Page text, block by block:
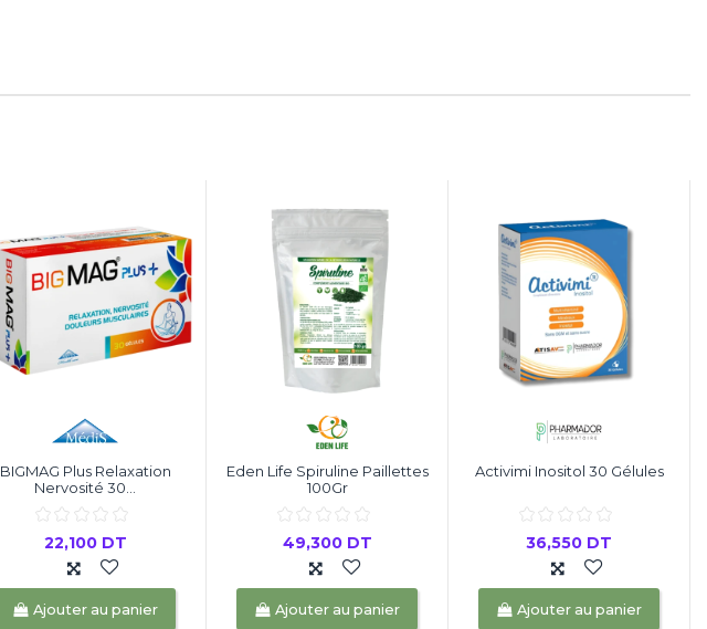
BIGMAG Plus Relaxation
Nervosité 30...
22,100 DT
Ajouter au panier
Eden Life Spiruline Paillettes
100Gr
49,300 DT
Ajouter au panier
Activimi Inositol 30 Gélules
36,550 DT
Ajouter au panier